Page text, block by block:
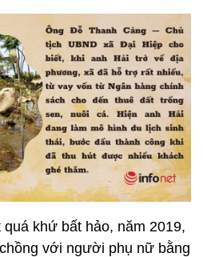
khứ bất hảo, năm 2019,
với người phụ nữ bằng